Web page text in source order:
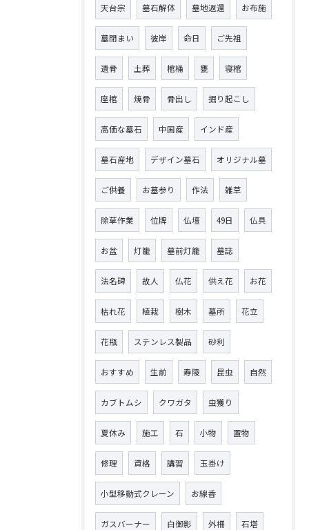
天台宗 墓石解体 墓地返還 お布施
墓閉まい 彼岸 命日 ご先祖
遺骨 土葬 棺桶 甕 寝棺
座棺 焼骨 骨出し 掘り起こし
高価な墓石 中国産 インド産
墓石産地 デザイン墓石 オリジナル墓
ご供養 お墓参り 作法 雑草
除草作業 位牌 仏壇 49日 仏具
お盆 灯籠 墓前灯籠 墓誌
法名碑 故人 仏花 供え花 お花
枯れ花 植栽 樹木 墓所 花立
花瓶 ステンレス製品 砂利
おすすめ 生前 寿陵 昆虫 自然
カブトムシ クワガタ 虫獲り
夏休み 施工 石 小物 置物
修理 資格 講習 玉掛け
小型移動式クレーン お線香
ガスバーナー 白御影 外柵 石塔